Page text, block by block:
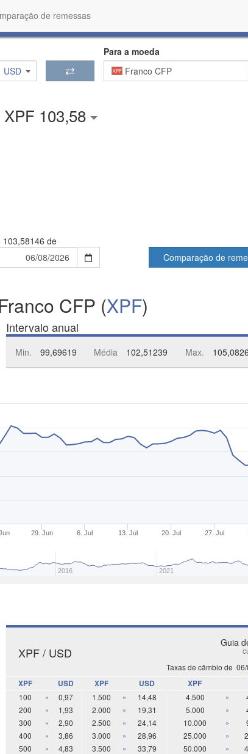
de remessas
USD
Para a moeda
Franco CFP
XPF 103,58
103,58146 de
Comparação de
CFP (XPF)
Intervalo anual
Min. 99,69619 Média 102,51239 Max.
29. Jun 6. Jul 13. Jul 20. Jul 27. Jul
2016 2021
Guia
Taxas de câmbio de
XPF / USD
XPF USD XPF USD XPF
100 » 0,97 1.500 » 14,48 4.500 »
200
» 1,93 2.000 » 19,31 5.000 »
300
» 2,90 2.500 » 24,14 10.000 »
400
» 3,86 3.000 » 28,96 25.000 »
500
» 4,83 3.500 » 33,79 50.000 »